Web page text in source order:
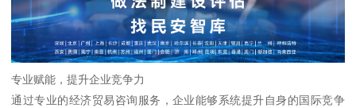
专业赋能，提升企业竞争力
通过专业的经济贸易咨询服务，企业能够系统提升自身的国际竞争